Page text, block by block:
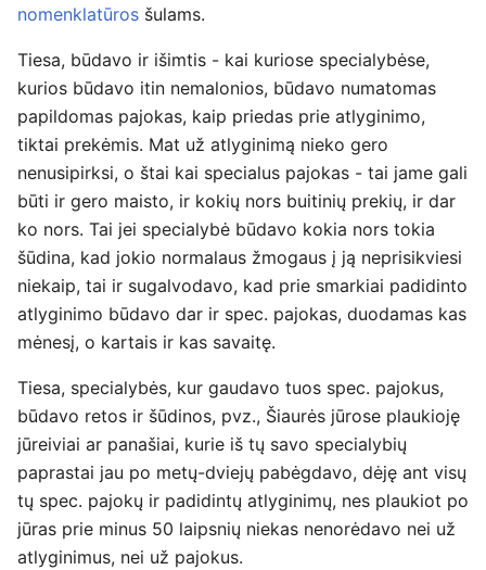
nomenklatūros šulams.
Tiesa, būdavo ir išimtis - kai kuriose specialybėse,
kurios būdavo itin nemalonios, būdavo numatomas
papildomas pajokas, kaip priedas prie atlyginimo,
tiktai prekėmis. Mat už atlyginimą nieko gero
nenusipirksi, o štai kai specialus pajokas - tai jame gali
būti ir gero maisto, ir kokių nors buitinių prekių, ir dar
ko nors. Tai jei specialybė būdavo kokia nors tokia
šūdina, kad jokio normalaus žmogaus į ją neprisikviesi
niekaip, tai ir sugalvodavo, kad prie smarkiai padidinto
atlyginimo būdavo dar ir spec. pajokas, duodamas kas
mėnesį, o kartais ir kas savaitę.
Tiesa, specialybės, kur gaudavo tuos spec. pajokus,
būdavo retos ir šūdinos, pvz., Šiaurės jūrose plaukioję
jūreiviai ar panašiai, kurie iš tų savo specialybių
paprastai jau po metų-dviejų pabėgdavo, dėję ant visų
tų spec. pajokų ir padidintų atlyginimų, nes plaukiot po
jūras prie minus 50 laipsnių niekas nenorėdavo nei už
atlyginimus, nei už pajokus.